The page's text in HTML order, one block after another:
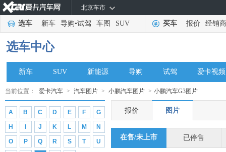
北京车市
选车 新车 导购•试驾 车图 SUV 买车 报价 经销商
选车中心
新车 SUV 新能源 导购 试驾 爱卡视频
当前位置： 爱卡汽车 > 汽车图片 > 小鹏汽车图片 > 小鹏汽车G3图片
A B C D E F G
H J K L M N
O P Q R S T U
瓦滋汽车 (76)
沃克斯豪尔 (819)
X
现代
雪铁龙(47221)
星途(13137)
小鹏汽车 (7347)
小鹏汽车(7347)
小鹏M03(91)
报价 图片
在售/未上市 已停售